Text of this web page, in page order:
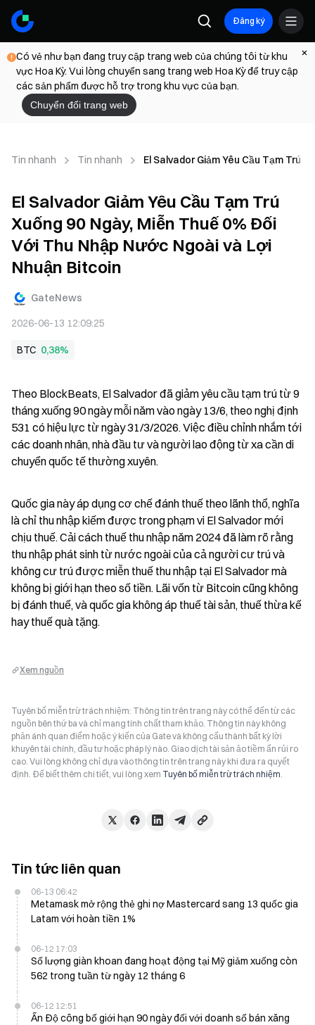
Đăng ký
Có vẻ như bạn đang truy cập trang web của chúng tôi từ khu
vực Hoa Kỳ. Vui lòng chuyển sang trang web Hoa Kỳ để truy cập
các sản phẩm được hỗ trợ trong khu vực của bạn.
Chuyển đổi trang web
Tin nhanh Tin nhanh El Salvador Giảm Yêu Cầu Tạm Trú
El Salvador Giảm Yêu Cầu Tạm Trú
Xuống 90 Ngày, Miễn Thuế 0% Đối
Với Thu Nhập Nước Ngoài và Lợi
Nhuận Bitcoin
GateNews
2026-06-13 12:09:25
BTC 0,38%
Theo BlockBeats, El Salvador đã giảm yêu cầu tạm trú từ 9
tháng xuống 90 ngày mỗi năm vào ngày 13/6, theo nghị định
531 có hiệu lực từ ngày 31/3/2026. Việc điều chỉnh nhắm tới
các doanh nhân, nhà đầu tư và người lao động từ xa cần di
chuyển quốc tế thường xuyên.
Quốc gia này áp dụng cơ chế đánh thuế theo lãnh thổ, nghĩa
là chỉ thu nhập kiếm được trong phạm vi El Salvador mới
chịu thuế. Cải cách thuế thu nhập năm 2024 đã làm rõ rằng
thu nhập phát sinh từ nước ngoài của cả người cư trú và
không cư trú được miễn thuế thu nhập tại El Salvador mà
không bị giới hạn theo số tiền. Lãi vốn từ Bitcoin cũng không
bị đánh thuế, và quốc gia không áp thuế tài sản, thuế thừa kế
hay thuế quà tặng.
Xem nguồn
Tuyên bố miễn trừ trách nhiệm: Thông tin trên trang này có thể đến từ các
nguồn bên thứ ba và chỉ mang tính chất tham khảo. Thông tin này không
phản ánh quan điểm hoặc ý kiến của Gate và không cấu thành bất kỳ lời
khuyên tài chính, đầu tư hoặc pháp lý nào. Giao dịch tài sản ảo tiềm ẩn rủi ro
cao. Vui lòng không chỉ dựa vào thông tin trên trang này khi đưa ra quyết
định. Để biết thêm chi tiết, vui lòng xem Tuyên bố miễn trừ trách nhiệm.
Tin tức liên quan
06-13 06:42
Metamask mở rộng thẻ ghi nợ Mastercard sang 13 quốc gia
Latam với hoàn tiền 1%
06-12 17:03
Số lượng giàn khoan đang hoạt động tại Mỹ giảm xuống còn
562 trong tuần từ ngày 12 tháng 6
06-12 12:51
Ấn Độ công bố giới hạn 90 ngày đối với doanh số bán xăng